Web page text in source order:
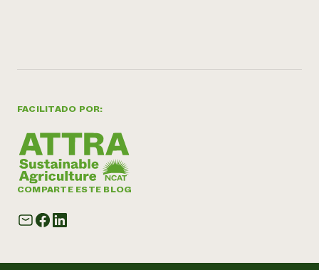
FACILITADO POR:
COMPARTE ESTE BLOG